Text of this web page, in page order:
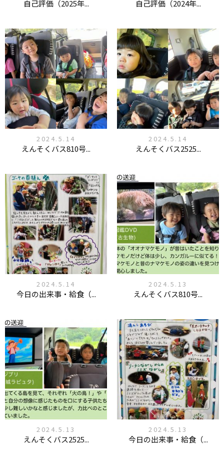
自己評価（2025年... 自己評価（2024年...
2024.5.14
えんそくバス810号...
2024.5.14
えんそくバス2525...
2024.5.14
今日の出来事・給食（...
2024.5.13
えんそくバス810号...
2024.5.13
えんそくバス2525...
2024.5.13
今日の出来事・給食（...